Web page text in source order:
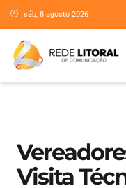
sáb, 8 agosto 2026
Visita